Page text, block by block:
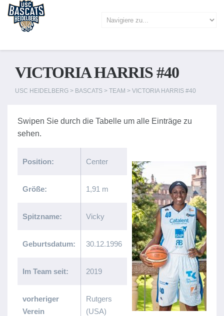
VICTORIA HARRIS #40
USC HEIDELBERG > BASCATS > TEAM > VICTORIA HARRIS #40
Position: Center
Größe: 1,91 m
Spitzname: Vicky
Geburtsdatum: 30.12.1996
Im Team seit: 2019
vorheriger
Verein
Rutgers
(USA)